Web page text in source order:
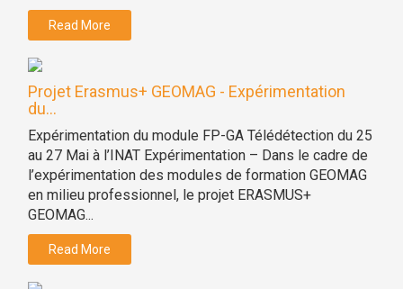
Read More
Projet Erasmus+ GEOMAG - Expérimentation
du...
Expérimentation du module FP-GA Télédétection du 25
au 27 Mai à l’INAT Expérimentation – Dans le cadre de
l’expérimentation des modules de formation GEOMAG
en milieu professionnel, le projet ERASMUS+
GEOMAG...
Read More